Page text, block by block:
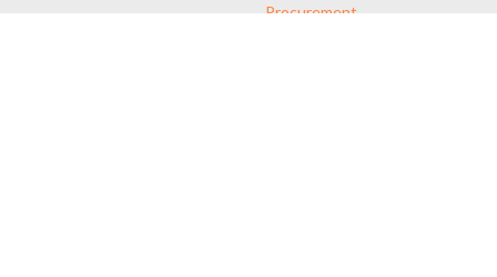
Procurement